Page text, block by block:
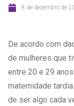
8 de dezembro de
De acordo com
de mulheres que
entre 20 e 29
maternidade
de ser algo cada